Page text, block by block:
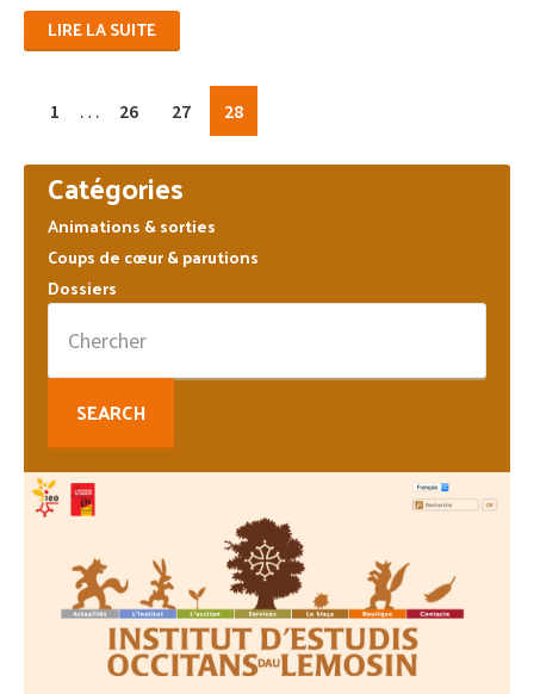
LIRE LA SUITE
Page
1
Pages
omises
… Page
26 Page
27 Page
28
Barre
latérale
principale
Catégories
Animations & sorties
Coups de cœur & parutions
Dossiers
for: